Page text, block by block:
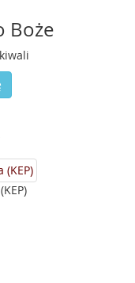
Boże